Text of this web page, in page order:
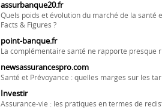
assurbanque20.fr
Quels poids et évolution du marché de la
Facts & Figures ?
point-banque.fr
La complémentaire santé ne rapporte presque
newsassurancespro.com
Santé et Prévoyance : quelles marges sur les
Investir
Assurance-vie : les pratiques en termes de